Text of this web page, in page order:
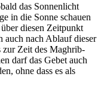
das Sonnenlicht
in die Sonne schauen
diesen Zeitpunkt
auch nach Ablauf dieser
zur Zeit des Maghrib-
darf das Gebet auch
ohne dass es als